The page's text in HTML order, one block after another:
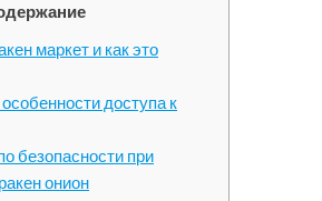
маркет и как это
доступа к
безопасности при
онион